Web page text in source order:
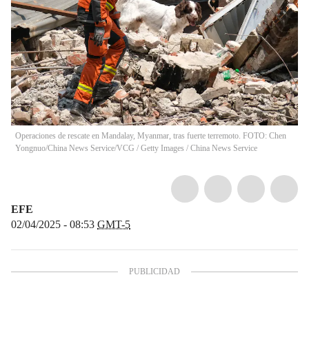
Operaciones de rescate en Mandalay, Myanmar, tras fuerte terremoto. FOTO: Chen
Yongnuo/China News Service/VCG / Getty Images / China News Service
EFE
02/04/2025 - 08:53 GMT-5